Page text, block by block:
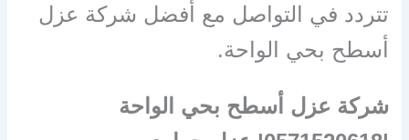
تتردد في التواصل مع أفضل شركة عزل
أسطح بحي الواحة.
شركة عزل أسطح بحي الواحة